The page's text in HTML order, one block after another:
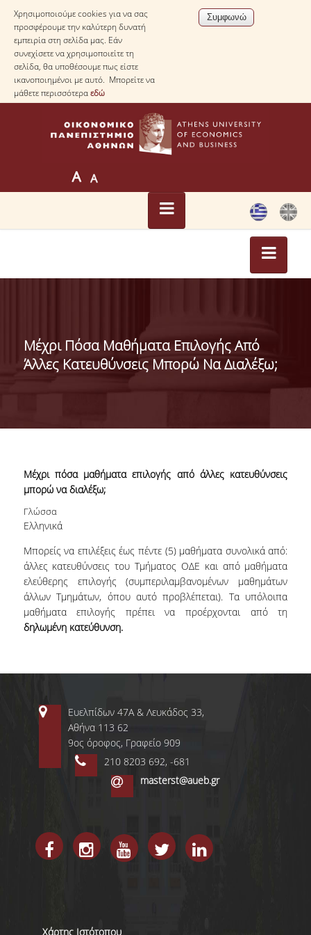
Χρησιμοποιούμε cookies για να σας
προσφέρουμε την καλύτερη δυνατή
εμπειρία στη σελίδα μας. Εάν
συνεχίσετε να χρησιμοποιείτε τη
σελίδα, θα υποθέσουμε πως είστε
ικανοποιημένοι με αυτό. Μπορείτε να
μάθετε περισσότεραεδώ
ΣΧΟΛΗ ΟΙΚΟΝΟΜΙΚΩΝ
ΕΠΙΣΤΗΜΩΝ
ΤΜΗΜΑ ΟΙΚΟΝΟΜΙΚΗΣ
ΕΠΙΣΤΗΜΗΣ
ΣΧΟΛΗ ΔΙΟΙΚΗΣΗΣ
ΕΠΙΧΕΙΡΗΣΕΩΝ
<NONE>
ΤΜΗΜΑ ΔΙΟΙΚΗΤΙΚΗΣ
ΕΠΙΣΤΗΜΗΣ &
ΤΕΧΝΟΛΟΓΙΑΣ
ΤΜΗΜΑ ΛΟΓΙΣΤΙΚΗΣ &
Μέχρι Πόσα Μαθήματα Επιλογής Από
Άλλες Κατευθύνσεις Μπορώ Να Διαλέξω;
Μέχρι πόσα μαθήματα επιλογής από άλλες κατευθύνσεις
μπορώ να διαλέξω;
Γλώσσα
Ελληνικά
Μπορείς να επιλέξεις έως πέντε (5) μαθήματα συνολικά από:
άλλες κατευθύνσεις του Τμήματος ΟΔΕ και από μαθήματα
ελεύθερης επιλογής (συμπεριλαμβανομένων μαθημάτων
άλλων Τμημάτων, όπου αυτό προβλέπεται). Τα υπόλοιπα
μαθήματα επιλογής πρέπει να προέρχονται από τη
δηλωμένη κατεύθυνση.
Ευελπίδων 47Α & Λευκάδος 33,
Αθήνα 113 62
9ος όροφος, Γραφείο 909
210 8203 692, -681
masterst@aueb.gr
Χάρτης Ιστότοπου